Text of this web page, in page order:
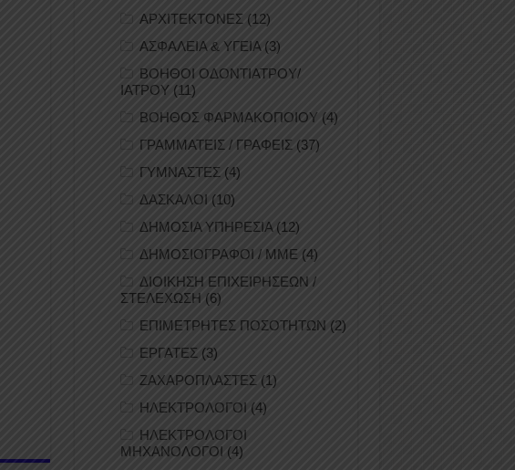
ΑΡΧΙΤΕΚΤΟΝΕΣ (12)
ΑΣΦΑΛΕΙΑ & ΥΓΕΙΑ (3)
ΒΟΗΘΟΙ ΟΔΟΝΤΙΑΤΡΟΥ/
ΙΑΤΡΟΥ(11)
ΒΟΗΘΟΣ ΦΑΡΜΑΚΟΠΟΙΟΥ (4)
ΓΡΑΜΜΑΤΕΙΣ / ΓΡΑΦΕΙΣ (37)
ΓΥΜΝΑΣΤΕΣ (4)
ΔΑΣΚΑΛΟΙ (10)
ΔΗΜΟΣΙΑ ΥΠΗΡΕΣΙΑ (12)
ΔΗΜΟΣΙΟΓΡΑΦΟΙ / ΜΜΕ (4)
ΔΙΟΙΚΗΣΗ ΕΠΙΧΕΙΡΗΣΕΩΝ /
ΣΤΕΛΕΧΩΣΗ (6)
ΕΠΙΜΕΤΡΗΤΕΣ ΠΟΣΟΤΗΤΩΝ (2)
ΕΡΓΑΤΕΣ (3)
ΖΑΧΑΡΟΠΛΑΣΤΕΣ (1)
ΗΛΕΚΤΡΟΛΟΓΟΙ (4)
ΗΛΕΚΤΡΟΛΟΓΟΙ
ΜΗΧΑΝΟΛΟΓΟΙ (4)